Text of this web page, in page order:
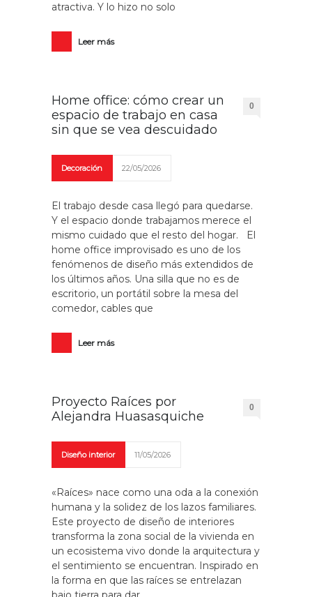
atractiva. Y lo hizo no solo
Leer más
Home office: cómo crear un
espacio de trabajo en casa
sin que se vea descuidado
0
Decoración 22/05/2026
El trabajo desde casa llegó para quedarse.
Y el espacio donde trabajamos merece el
mismo cuidado que el resto del hogar. El
home office improvisado es uno de los
fenómenos de diseño más extendidos de
los últimos años. Una silla que no es de
escritorio, un portátil sobre la mesa del
comedor, cables que
Leer más
Proyecto Raíces por
Alejandra Huasasquiche
0
Diseño interior 11/05/2026
«Raíces» nace como una oda a la conexión
humana y la solidez de los lazos familiares.
Este proyecto de diseño de interiores
transforma la zona social de la vivienda en
un ecosistema vivo donde la arquitectura y
el sentimiento se encuentran. Inspirado en
la forma en que las raíces se entrelazan